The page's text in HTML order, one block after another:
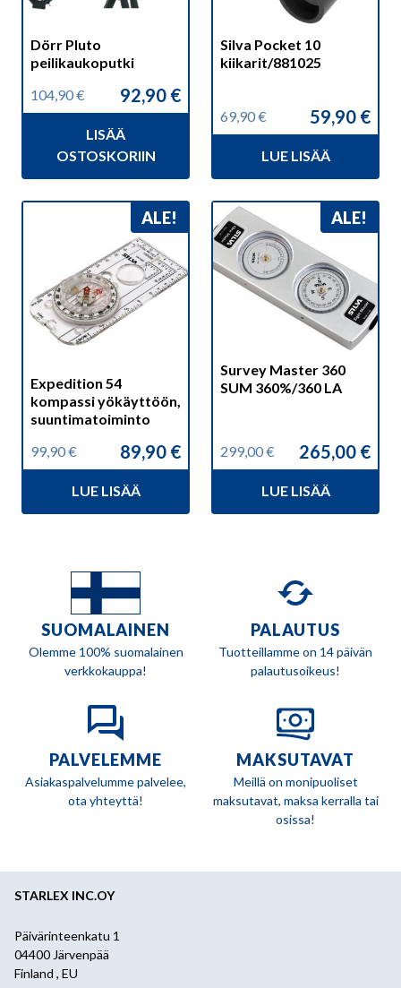
Dörr Pluto
peilikaukoputki
104,90€
Alkuperäinen
hinta
104,90 €.
92,90 €
Nykyinen
hinta
92,90 €.
LISÄÄ
OSTOSKORIIN
Silva Pocket 10
kiikarit/881025
69,90€
Alkuperäinen
hinta
69,90 €.
59,90 €
Nykyinen
hinta
59,90 €.
LUE LISÄÄ
ALE!
Expedition 54
kompassi yökäyttöön,
suuntimatoiminto
99,90€
Alkuperäinen
hinta
99,90 €.
89,90 €
Nykyinen
hinta
89,90 €.
LUE LISÄÄ
ALE!
Survey Master 360
SUM 360%/360 LA
299,00€
Alkuperäinen
hinta
299,00 €.
265,00 €
Nykyinen
hinta
265,00 €.
LUE LISÄÄ
SUOMALAINEN
Olemme 100% suomalainen
verkkokauppa!
PALAUTUS
Tuotteillamme on 14 päivän
palautusoikeus!
PALVELEMME
Asiakaspalvelumme palvelee,
ota yhteyttä!
MAKSUTAVAT
Meillä on monipuoliset
maksutavat, maksa kerralla tai
osissa!
STARLEX INC.OY
Päivärinteenkatu 1
04400 Järvenpää
Finland , EU